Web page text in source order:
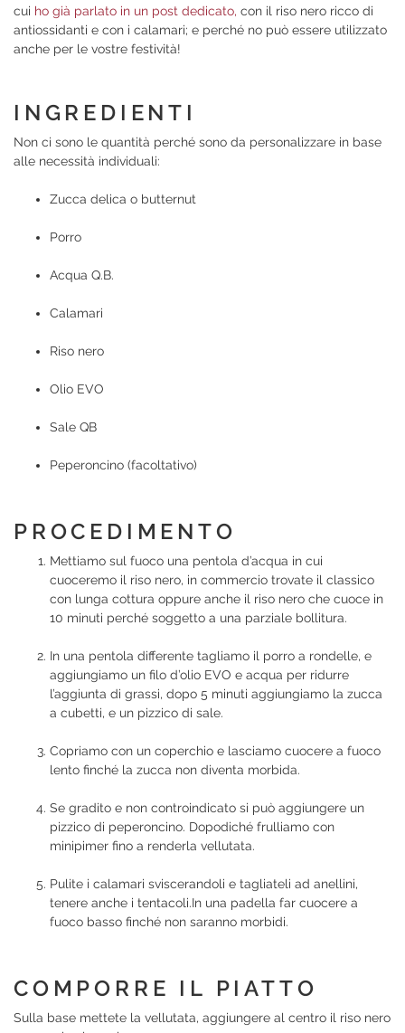
cui ho già parlato in un post dedicato, con il riso nero ricco di
antiossidanti e con i calamari; e perché no può essere utilizzato
anche per le vostre festività!
INGREDIENTI
Non ci sono le quantità perché sono da personalizzare in base
alle necessità individuali:
Zucca delica o butternut
Porro
Acqua Q.B.
Calamari
Riso nero
Olio EVO
Sale QB
Peperoncino (facoltativo)
PROCEDIMENTO
Mettiamo sul fuoco una pentola d’acqua in cui
cuoceremo il riso nero, in commercio trovate il classico
con lunga cottura oppure anche il riso nero che cuoce in
10 minuti perché soggetto a una parziale bollitura.
In una pentola differente tagliamo il porro a rondelle, e
aggiungiamo un filo d’olio EVO e acqua per ridurre
l’aggiunta di grassi, dopo 5 minuti aggiungiamo la zucca
a cubetti, e un pizzico di sale.
Copriamo con un coperchio e lasciamo cuocere a fuoco
lento finché la zucca non diventa morbida.
Se gradito e non controindicato si può aggiungere un
pizzico di peperoncino. Dopodiché frulliamo con
minipimer fino a renderla vellutata.
Pulite i calamari sviscerandoli e tagliateli ad anellini,
tenere anche i tentacoli.In una padella far cuocere a
fuoco basso finché non saranno morbidi.
COMPORRE IL PIATTO
Sulla base mettete la vellutata, aggiungere al centro il riso nero